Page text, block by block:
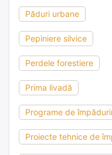
Păduri urbane
Pepiniere silvice
Perdele forestiere
Prima livadă
Programe de
Proiecte tehnice de